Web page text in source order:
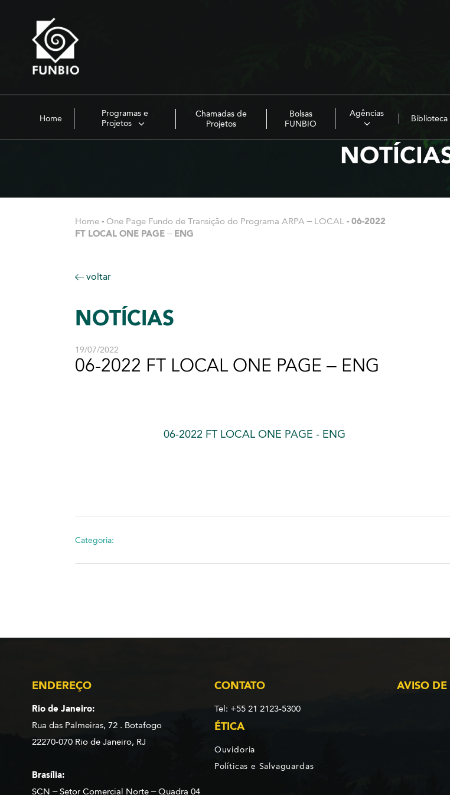
Home
Programas e
Projetos
Chamadas de
Projetos
Bolsas
FUNBIO
Agências
Biblioteca
Home - One Page Fundo de Transição do Programa ARPA – LOCAL - 06-2022
FT LOCAL ONE PAGE – ENG
voltar
NOTÍCIAS
19/07/2022
06-2022 FT LOCAL ONE PAGE – ENG
06-2022 FT LOCAL ONE PAGE - ENG
Categoria:
ENDEREÇO
Rio de Janeiro:
Rua das Palmeiras, 72 . Botafogo
22270-070 Rio de Janeiro, RJ
Brasília:
SCN – Setor Comercial Norte – Quadra 04
CONTATO
Tel: +55 21 2123-5300
AVISO
ÉTICA
Ouvidoria
Políticas e Salvaguardas